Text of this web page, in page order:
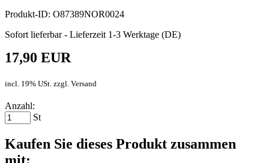
Produkt-ID: O87389NOR0024
Sofort lieferbar - Lieferzeit 1-3 Werktage (DE)
17,90 EUR
incl. 19% USt. zzgl. Versand
Anzahl:
St
Kaufen Sie dieses Produkt zusammen
mit: